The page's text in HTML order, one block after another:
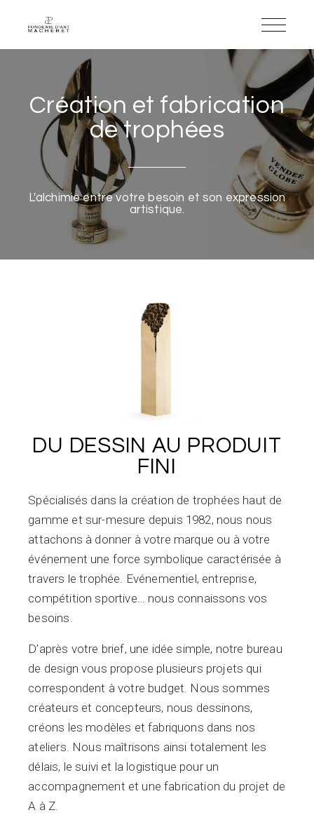
Création et fabrication
de trophées
L'alchimie entre votre besoin et son expression
artistique.
DU DESSIN AU PRODUIT
FINI
Spécialisés dans la création de trophées haut de
gamme et sur-mesure depuis 1982, nous nous
attachons à donner à votre marque ou à votre
événement une force symbolique caractérisée à
travers le trophée. Evénementiel, entreprise,
compétition sportive… nous connaissons vos
besoins.
D’après votre brief, une idée simple, notre bureau
de design vous propose plusieurs projets qui
correspondent à votre budget. Nous sommes
créateurs et concepteurs, nous dessinons,
créons les modèles et fabriquons dans nos
ateliers. Nous maîtrisons ainsi totalement les
délais, le suivi et la logistique pour un
accompagnement et une fabrication du projet de
A à Z.